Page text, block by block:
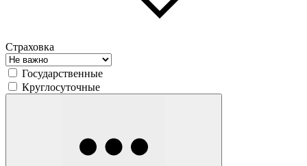
Страховка
Государственные
Круглосуточные